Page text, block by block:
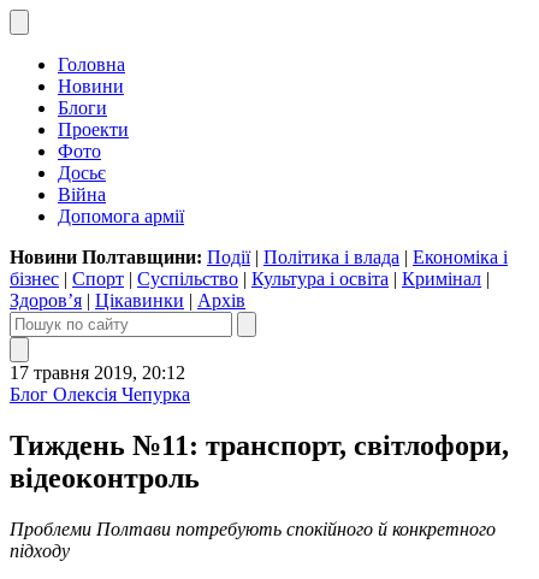
Головна
Новини
Блоги
Проекти
Фото
Досьє
Війна
Допомога армії
Новини Полтавщини: Події| Політика і влада | Економіка і
бізнес | Спорт | Суспільство | Культура і освіта | Кримінал |
Здоров’я | Цікавинки | Архів
17 травня 2019, 20:12
Блог Олексія Чепурка
Тиждень №11: транспорт, світлофори,
відеоконтроль
Проблеми Полтави потребують спокійного й конкретного
підходу